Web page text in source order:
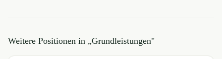
Weitere Positionen in „Grundleistungen"